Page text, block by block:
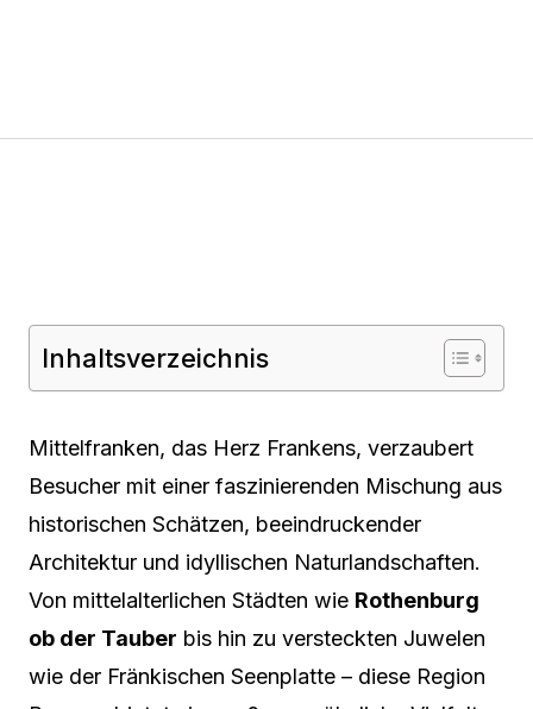
Inhaltsverzeichnis
Mittelfranken, das Herz Frankens, verzaubert
Besucher mit einer faszinierenden Mischung aus
historischen Schätzen, beeindruckender
Architektur und idyllischen Naturlandschaften.
Von mittelalterlichen Städten wie Rothenburg
ob der Tauber bis hin zu versteckten Juwelen
wie der Fränkischen Seenplatte – diese Region